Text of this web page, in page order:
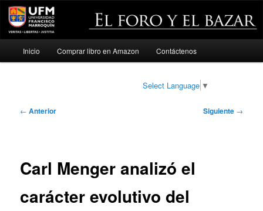
Ir
Inicio Comprar libro en Amazon Contáctenos
Select Language ▼
Navegación
← Anterior Siguiente →
Carl Menger analizó el
carácter evolutivo del